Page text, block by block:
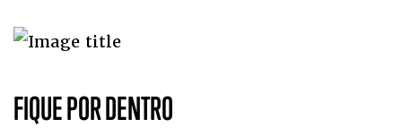
FIQUE POR DENTRO